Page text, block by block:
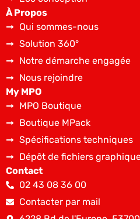
À Propos
Qui sommes-nous
Solution 360°
Notre démarche engagée
Nous rejoindre
My MPO
MPO Boutique
Boutique MPack
Spécifications techniques
Dépôt de fichiers
Contact
02 43 08 36 00
Contacter par mail